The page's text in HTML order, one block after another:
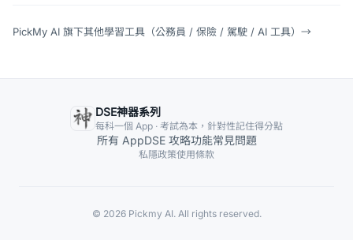
PickMy AI 旗下其他學習工具（公務員 / 保險 / 駕駛 / AI 工具） →
DSE神器系列
每科一個 App · 考試為本，針對性記住得分點
所有 AppDSE 攻略功能常見問題
私隱政策使用條款
© 2026 Pickmy AI. All rights reserved.